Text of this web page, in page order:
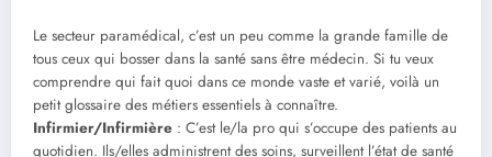
Le secteur paramédical, c’est un peu comme la grande famille de
tous ceux qui bosser dans la santé sans être médecin. Si tu veux
comprendre qui fait quoi dans ce monde vaste et varié, voilà un
petit glossaire des métiers essentiels à connaître.
Infirmier/Infirmière : C’est le/la pro qui s’occupe des patients au
quotidien. Ils/elles administrent des soins, surveillent l’état de santé